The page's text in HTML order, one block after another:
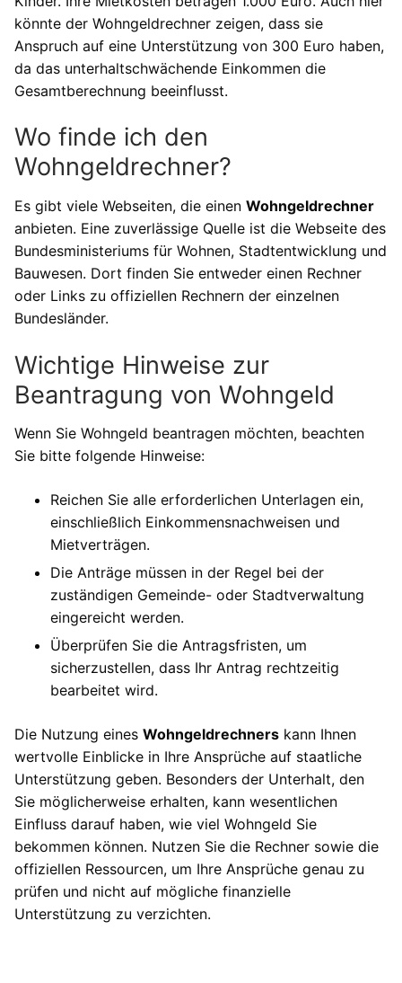
könnte der Wohngeldrechner zeigen, dass sie
Anspruch auf eine Unterstützung von 300 Euro haben,
da das unterhaltschwächende Einkommen die
Gesamtberechnung beeinflusst.
Wo finde ich den
Wohngeldrechner?
Es gibt viele Webseiten, die einen Wohngeldrechner
anbieten. Eine zuverlässige Quelle ist die Webseite des
Bundesministeriums für Wohnen, Stadtentwicklung und
Bauwesen. Dort finden Sie entweder einen Rechner
oder Links zu offiziellen Rechnern der einzelnen
Bundesländer.
Wichtige Hinweise zur
Beantragung von Wohngeld
Wenn Sie Wohngeld beantragen möchten, beachten
Sie bitte folgende Hinweise:
Reichen Sie alle erforderlichen Unterlagen ein,
einschließlich Einkommensnachweisen und
Mietverträgen.
Die Anträge müssen in der Regel bei der
zuständigen Gemeinde- oder Stadtverwaltung
eingereicht werden.
Überprüfen Sie die Antragsfristen, um
sicherzustellen, dass Ihr Antrag rechtzeitig
bearbeitet wird.
Die Nutzung eines Wohngeldrechners kann Ihnen
wertvolle Einblicke in Ihre Ansprüche auf staatliche
Unterstützung geben. Besonders der Unterhalt, den
Sie möglicherweise erhalten, kann wesentlichen
Einfluss darauf haben, wie viel Wohngeld Sie
bekommen können. Nutzen Sie die Rechner sowie die
offiziellen Ressourcen, um Ihre Ansprüche genau zu
prüfen und nicht auf mögliche finanzielle
Unterstützung zu verzichten.